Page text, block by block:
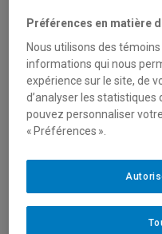
Sciences naturelles et
Description du
numérique (IRN) dans
informatique de pointe
recherche (GDR) et les
services et les outils
Préférences en matière
Nous utilisons des
informations qui nous
expérience sur le site, de
d’analyser les
pouvez personnaliser
« Préférences ».